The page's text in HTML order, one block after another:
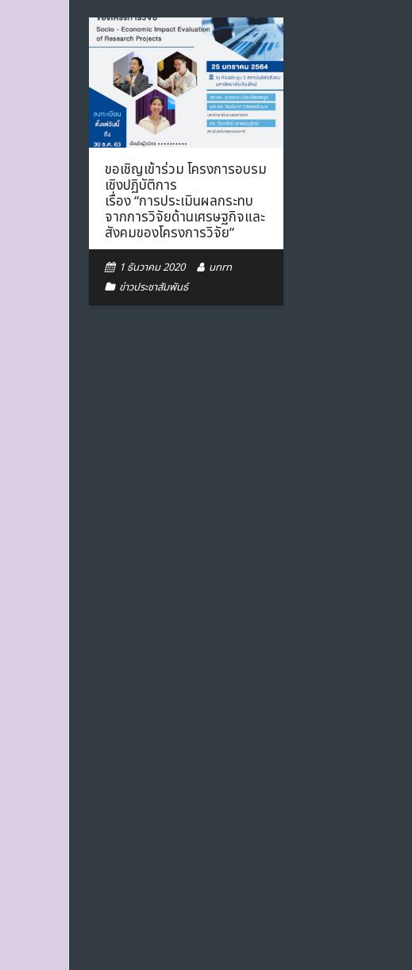
ขอเชิญเข้าร่วม โครงการอบรม
เชิงปฏิบัติการ
เรื่อง “การประเมินผลกระทบ
จากการวิจัยด้านเศรษฐกิจและ
สังคมของโครงการวิจัย”
1 ธันวาคม 2020
unrn
ข่าวประชาสัมพันธ์